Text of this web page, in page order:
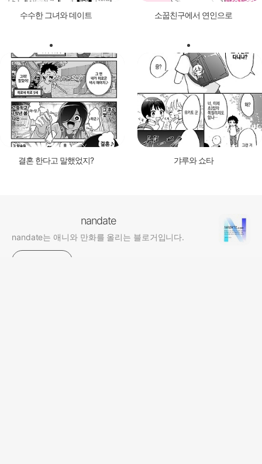
수수한 그녀와 데이트 소꿉친구에서 연인으로
결혼 한다고 말했었지? 갸루와 쇼타
nandate
nandate는 애니와 만화를 올리는 블로거입니다.